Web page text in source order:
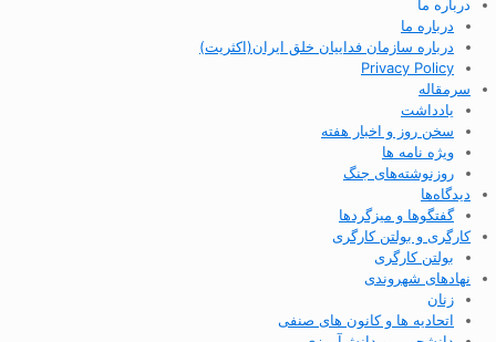
درباره ما
درباره ما
درباره سازمان فداییان خلق ایران(اکثریت)
Privacy Policy
سرمقاله
یادداشت
سخن روز و اخبار هفته
ویژه نامه ها
روزنوشته‌های جنگ
دیدگاه‌ها
گفتگوها و میزگردها
کارگری و بولتن کارگری
بولتن کارگری
نهادهای شهروندی
زنان
اتحادیه ها و کانون های صنفی